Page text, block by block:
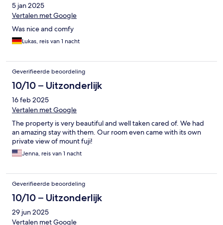
5 jan 2025
Vertalen met Google
Was nice and comfy
Lukas, reis van 1 nacht
Geverifieerde beoordeling
10/10 – Uitzonderlijk
16 feb 2025
Vertalen met Google
The property is very beautiful and well taken cared of. We had
an amazing stay with them. Our room even came with its own
private view of mount fuji!
Jenna, reis van 1 nacht
Geverifieerde beoordeling
10/10 – Uitzonderlijk
29 jun 2025
Vertalen met Google